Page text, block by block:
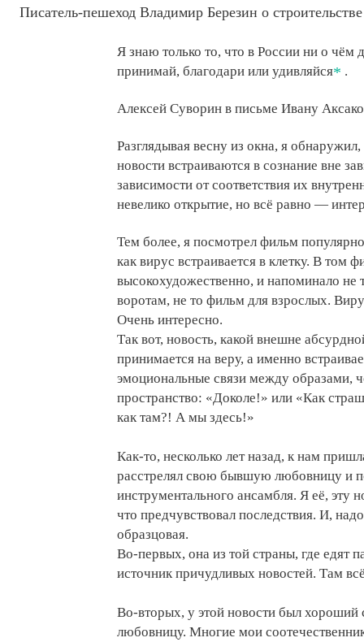
Писатель-пешеход Владимир Березин о
Я знаю только то, что в России ни о чём
принимай, благодари или удивляйся .
Алексей Суворин в письме Ивану
Разглядывая весну из окна, я
новости встраиваются в сознание вне
зависимости от соответствия их
невелико открытие, но всё равно —
Тем более, я посмотрел фильм
как вирус встраивается в клетку. В том
высокохудожественно, и напоминало
воротам, не то фильм для взрослых.
Очень интересно.
Так вот, новость, какой внешне
принимается на веру, а именно
эмоциональные связи между образами,
пространство: «Доколе!» или «Как
как там?! А мы здесь!»
Как-то, несколько лет назад, к нам
расстрелял свою бывшую любовницу и
инструментального ансамбля. Я её, эту
что предчувствовал последствия. И,
образцовая.
Во-первых, она из той страны, где едят
источник причудливых новостей. Там
Во-вторых, у этой новости был хороший
любовницу. Многие мои